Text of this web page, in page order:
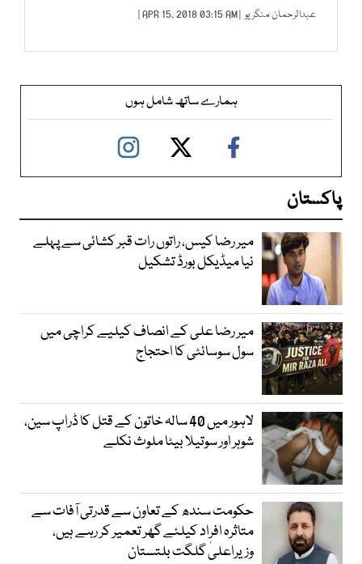
عبدالرحمان منگریو | APR 15, 2018 03:15 AM |
ہمارے ساتھ شامل ہوں
پاکستان
میر رضا کیس، راتوں رات قبر کشائی سے پہلے
نیا میڈیکل بورڈ تشکیل
میر رضا علی کے انصاف کیلیے کراچی میں
سول سوسائٹی کا احتجاج
لاہور میں 40 سالہ خاتون کے قتل کا ڈراپ سین،
شوہر اور سوتیلا بیٹا ملوث نکلے
حکومت سندھ کے تعاون سے قدرتی آفات سے
متاثرہ افراد کیلئے گھر تعمیر کر رہے ہیں،
وزیراعلیٰ گلگت بلتستان